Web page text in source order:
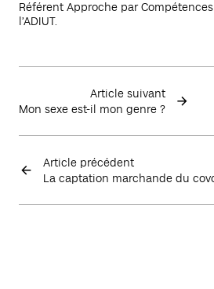
Référent Approche par
l’ADIUT.
Article précédent
La captation marchande du
Article suivant
Mon sexe est-il mon genre ?